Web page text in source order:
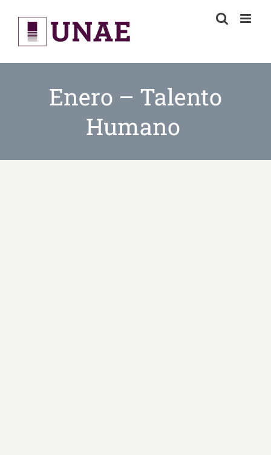
content
Enero – Talento
Humano